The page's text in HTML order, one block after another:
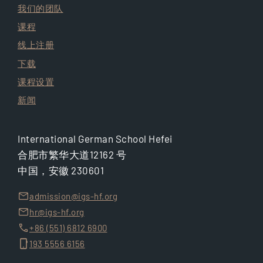
我们的团队
课程
线上注册
下载
课程设置
新闻
International German School Hefei
合肥市繁华大道12162 号
中国，安徽 230601
admission@igs-hf.org
hr@igs-hf.org
+86 (551) 6812 6900
193 5556 6156